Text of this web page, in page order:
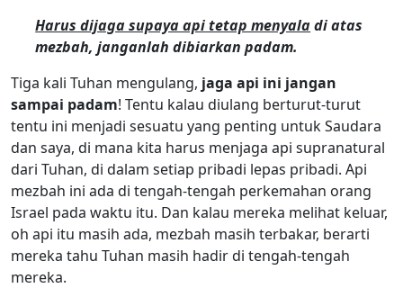
Harus dijaga supaya api tetap menyaladi atas
mezbah, janganlah dibiarkan padam.
Tiga kali Tuhan mengulang, jaga api ini jangan
sampai padam! Tentu kalau diulang berturut-turut
tentu ini menjadi sesuatu yang penting untuk Saudara
dan saya, di mana kita harus menjaga api supranatural
dari Tuhan, di dalam setiap pribadi lepas pribadi. Api
mezbah ini ada di tengah-tengah perkemahan orang
Israel pada waktu itu. Dan kalau mereka melihat keluar,
oh api itu masih ada, mezbah masih terbakar, berarti
mereka tahu Tuhan masih hadir di tengah-tengah
mereka.